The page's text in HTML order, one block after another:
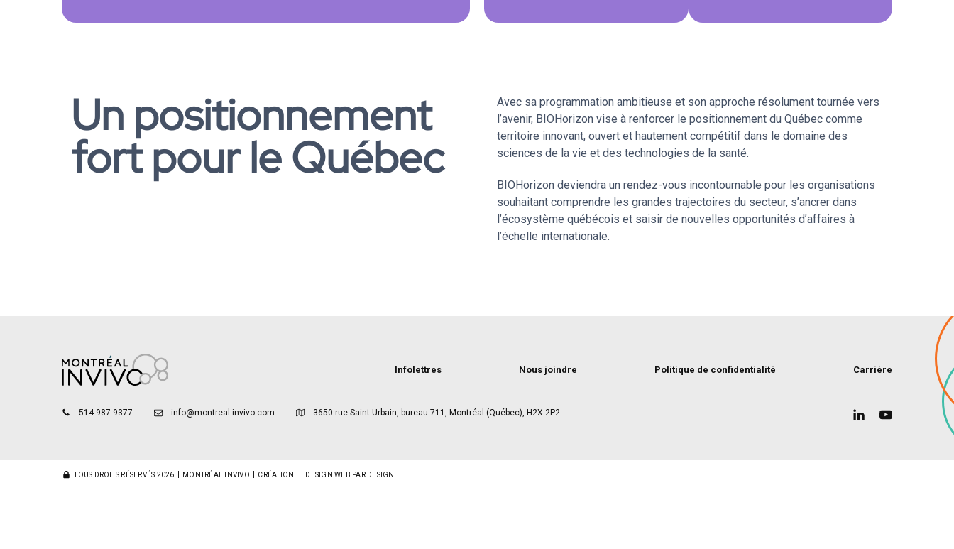
Un positionnement
fort pour le Québec
Avec sa programmation ambitieuse et son approche résolument tournée vers
l’avenir, BIOHorizon vise à renforcer le positionnement du Québec comme
territoire innovant, ouvert et hautement compétitif dans le domaine des
sciences de la vie et des technologies de la santé.
BIOHorizon deviendra un rendez-vous incontournable pour les organisations
souhaitant comprendre les grandes trajectoires du secteur, s’ancrer dans
l’écosystème québécois et saisir de nouvelles opportunités d’affaires à
l’échelle internationale.
Infolettres Nous joindre Politique de confidentialité Carrière
514 987-9377 info@montreal-invivo.com 3650 rue Saint-Urbain, bureau 711, Montréal (Québec), H2X 2P2
TOUS DROITS RÉSERVÉS 2026 MONTRÉAL INVIVO CRÉATION ET DESIGN WEB PAR DESIGN